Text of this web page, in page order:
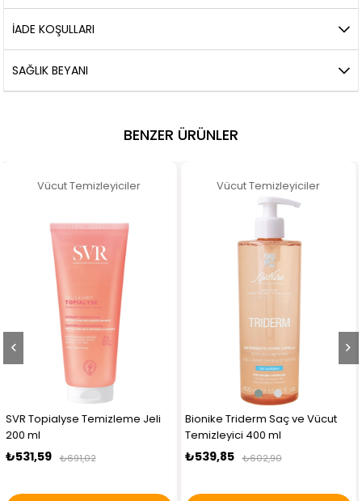
İADE KOŞULLARI
SAĞLIK BEYANI
BENZER ÜRÜNLER
Vücut Temizleyiciler
Bionike Triderm Saç ve Vücut
Temizleyici 400 ml
₺539,85 ₺602,90
Vücut Temizleyiciler
Stepwax Kolay Dış Kulak Yolu Kir
Temizleme Seti
₺652,06 ₺790,90